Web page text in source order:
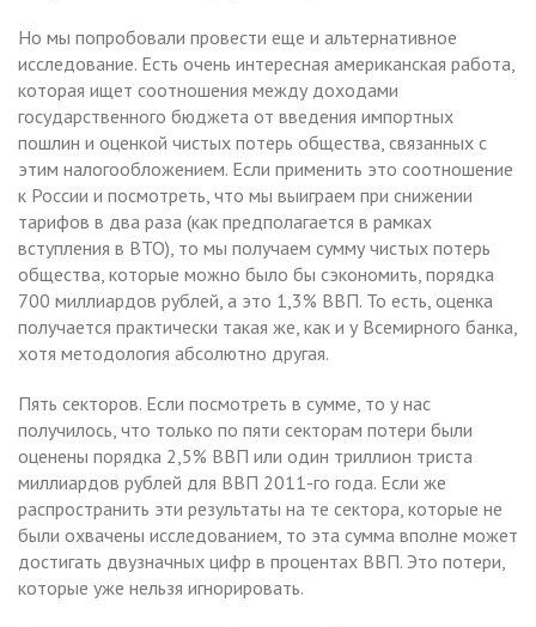
Но мы попробовали провести еще и альтернативное
исследование. Есть очень интересная американская работа,
которая ищет соотношения между доходами
государственного бюджета от введения импортных
пошлин и оценкой чистых потерь общества, связанных с
этим налогообложением. Если применить это соотношение
к России и посмотреть, что мы выиграем при снижении
тарифов в два раза (как предполагается в рамках
вступления в ВТО), то мы получаем сумму чистых потерь
общества, которые можно было бы сэкономить, порядка
700 миллиардов рублей, а это 1,3% ВВП. То есть, оценка
получается практически такая же, как и у Всемирного банка,
хотя методология абсолютно другая.
Пять секторов. Если посмотреть в сумме, то у нас
получилось, что только по пяти секторам потери были
оценены порядка 2,5% ВВП или один триллион триста
миллиардов рублей для ВВП 2011-го года. Если же
распространить эти результаты на те сектора, которые не
были охвачены исследованием, то эта сумма вполне может
достигать двузначных цифр в процентах ВВП. Это потери,
которые уже нельзя игнорировать.